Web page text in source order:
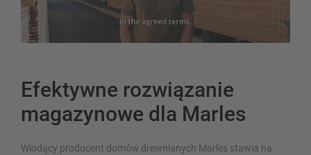
Efektywne rozwiązanie
magazynowe dla Marles
Wiodący producent domów drewnianych Marles stawia na